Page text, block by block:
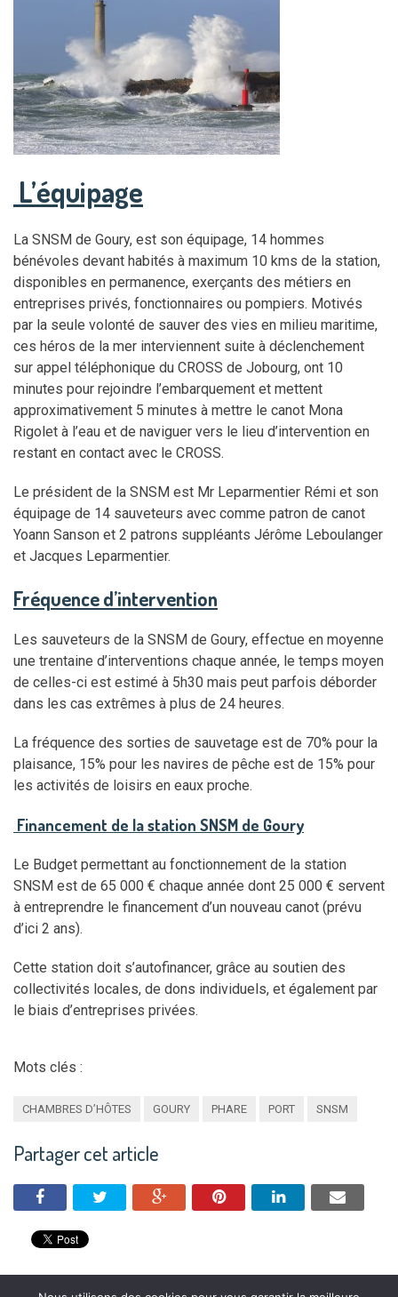
L’équipage
La SNSM de Goury, est son équipage, 14 hommes
bénévoles devant habités à maximum 10 kms de la station,
disponibles en permanence, exerçants des métiers en
entreprises privés, fonctionnaires ou pompiers. Motivés
par la seule volonté de sauver des vies en milieu maritime,
ces héros de la mer interviennent suite à déclenchement
sur appel téléphonique du CROSS de Jobourg, ont 10
minutes pour rejoindre l’embarquement et mettent
approximativement 5 minutes à mettre le canot Mona
Rigolet à l’eau et de naviguer vers le lieu d’intervention en
restant en contact avec le CROSS.
Le président de la SNSM est Mr Leparmentier Rémi et son
équipage de 14 sauveteurs avec comme patron de canot
Yoann Sanson et 2 patrons suppléants Jérôme Leboulanger
et Jacques Leparmentier.
Fréquence d’intervention
Les sauveteurs de la SNSM de Goury, effectue en moyenne
une trentaine d’interventions chaque année, le temps moyen
de celles-ci est estimé à 5h30 mais peut parfois déborder
dans les cas extrêmes à plus de 24 heures.
La fréquence des sorties de sauvetage est de 70% pour la
plaisance, 15% pour les navires de pêche est de 15% pour
les activités de loisirs en eaux proche.
Financement de la station SNSM de Goury
Le Budget permettant au fonctionnement de la station
SNSM est de 65 000 € chaque année dont 25 000 € servent
à entreprendre le financement d’un nouveau canot (prévu
d’ici 2 ans).
Cette station doit s’autofinancer, grâce au soutien des
collectivités locales, de dons individuels, et également par
le biais d’entreprises privées.
Mots clés :
CHAMBRES D’HÔTES GOURY PHARE PORT SNSM
Partager cet article